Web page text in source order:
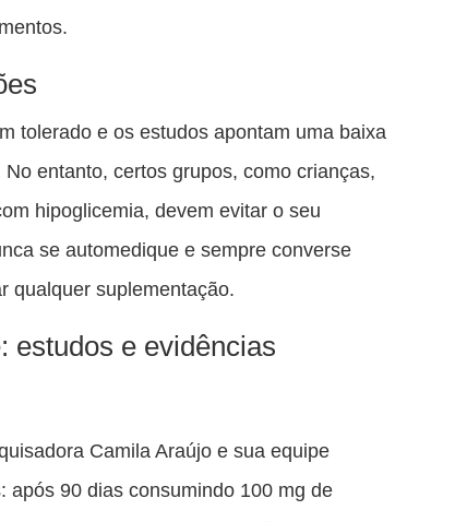
tolerado e os estudos apontam uma baixa
entanto, certos grupos, como crianças,
hipoglicemia, devem evitar o seu
se automedique e sempre converse
qualquer suplementação.
estudos e evidências
Camila Araújo e sua equipe
após 90 dias consumindo 100 mg de